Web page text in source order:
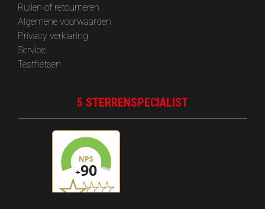
Ruilen of retourneren
Algemene voorwaarden
Privacy verklaring
Service
Testfietsen
5 STERRENSPECIALIST